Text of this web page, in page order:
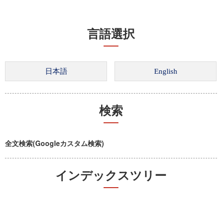
言語選択
検索
全文検索(Googleカスタム検索)
インデックスツリー